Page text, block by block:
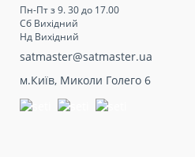
Пн-Пт з 9. 30 до 17.00
Сб Вихідний
Нд Вихідний
satmaster@satmaster.ua
м.Київ, Миколи Голего 6